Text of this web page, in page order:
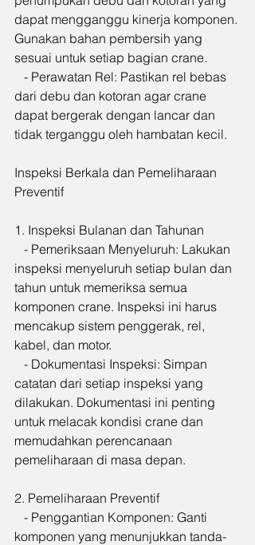
dapat mengganggu kinerja komponen.
Gunakan bahan pembersih yang
sesuai untuk setiap bagian crane.
- Perawatan Rel: Pastikan rel bebas
dari debu dan kotoran agar crane
dapat bergerak dengan lancar dan
tidak terganggu oleh hambatan kecil.
Inspeksi Berkala dan Pemeliharaan
Preventif
1. Inspeksi Bulanan dan Tahunan
- Pemeriksaan Menyeluruh: Lakukan
inspeksi menyeluruh setiap bulan dan
tahun untuk memeriksa semua
komponen crane. Inspeksi ini harus
mencakup sistem penggerak, rel,
kabel, dan motor.
- Dokumentasi Inspeksi: Simpan
catatan dari setiap inspeksi yang
dilakukan. Dokumentasi ini penting
untuk melacak kondisi crane dan
memudahkan perencanaan
pemeliharaan di masa depan.
2. Pemeliharaan Preventif
- Penggantian Komponen: Ganti
komponen yang menunjukkan tanda-